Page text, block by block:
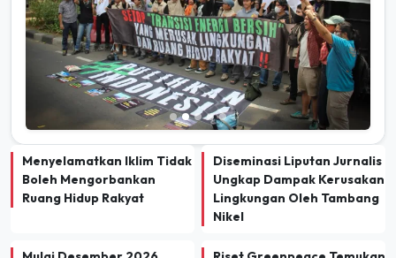
Menyelamatkan Iklim Tidak
Boleh Mengorbankan
Ruang Hidup Rakyat
Diseminasi Liputan Jurnalis
Ungkap Dampak Kerusakan
Lingkungan Oleh Tambang
Nikel